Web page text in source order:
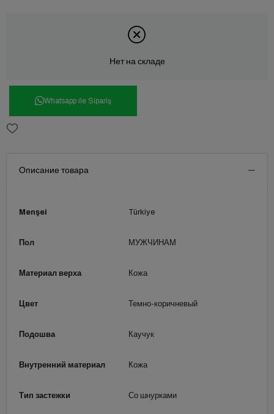
Нет на складе
Whatsapp ile Sipariş
Описание товара
Menşei Türkiye
Пол МУЖЧИНАМ
Материал верха Кожа
Цвет Темно-коричневый
Подошва Каучук
Внутренний материал Кожа
Тип застежки Со шнурками